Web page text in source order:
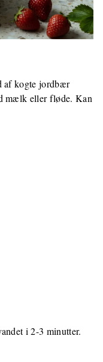
af kogte jordbær
mælk eller fløde. Kan
i 2-3 minutter.